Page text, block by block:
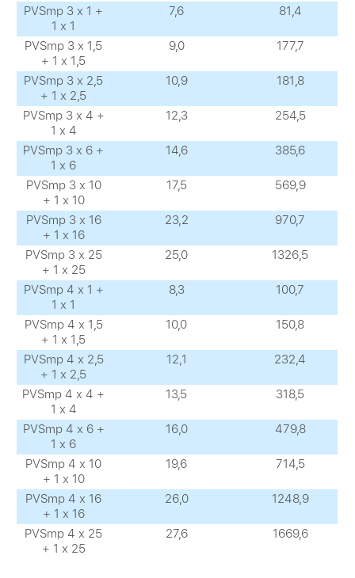
PVSmp 3 х 1 +
1 х 1
7,6 81,4
PVSmp 3 х 1,5
+ 1 х 1,5
9,0 177,7
PVSmp 3 х 2,5
+ 1 х 2,5
10,9 181,8
PVSmp 3 х 4 +
1 х 4
12,3 254,5
PVSmp 3 х 6 +
1 х 6
14,6 385,6
PVSmp 3 х 10
+ 1 х 10
17,5 569,9
PVSmp 3 х 16
+ 1 х 16
23,2 970,7
PVSmp 3 х 25
+ 1 х 25
25,0 1326,5
PVSmp 4 х 1 +
1 х 1
8,3 100,7
PVSmp 4 х 1,5
+ 1 х 1,5
10,0 150,8
PVSmp 4 х 2,5
+ 1 х 2,5
12,1 232,4
PVSmp 4 х 4 +
1 х 4
13,5 318,5
PVSmp 4 х 6 +
1 х 6
16,0 479,8
PVSmp 4 х 10
+ 1 х 10
19,6 714,5
PVSmp 4 х 16
+ 1 х 16
26,0 1248,9
PVSmp 4 х 25
+ 1 х 25
27,6 1669,6